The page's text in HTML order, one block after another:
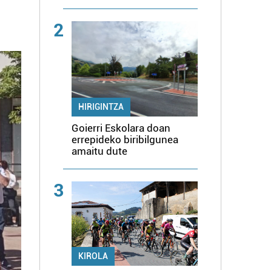
2
HIRIGINTZA
Goierri Eskolara doan
errepideko biribilgunea
amaitu dute
3
KIROLA